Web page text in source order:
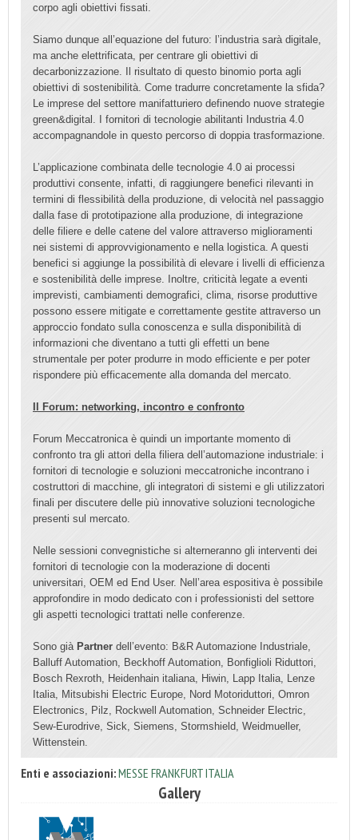
corpo agli obiettivi fissati.
Siamo dunque all’equazione del futuro: l’industria sarà digitale,
ma anche elettrificata, per centrare gli obiettivi di
decarbonizzazione. Il risultato di questo binomio porta agli
obiettivi di sostenibilità. Come tradurre concretamente la sfida?
Le imprese del settore manifatturiero definendo nuove strategie
green&digital. I fornitori di tecnologie abilitanti Industria 4.0
accompagnandole in questo percorso di doppia trasformazione.
L’applicazione combinata delle tecnologie 4.0 ai processi
produttivi consente, infatti, di raggiungere benefici rilevanti in
termini di flessibilità della produzione, di velocità nel passaggio
dalla fase di prototipazione alla produzione, di integrazione
delle filiere e delle catene del valore attraverso miglioramenti
nei sistemi di approvvigionamento e nella logistica. A questi
benefici si aggiunge la possibilità di elevare i livelli di efficienza
e sostenibilità delle imprese. Inoltre, criticità legate a eventi
imprevisti, cambiamenti demografici, clima, risorse produttive
possono essere mitigate e correttamente gestite attraverso un
approccio fondato sulla conoscenza e sulla disponibilità di
informazioni che diventano a tutti gli effetti un bene
strumentale per poter produrre in modo efficiente e per poter
rispondere più efficacemente alla domanda del mercato.
Il Forum: networking, incontro e confronto
Forum Meccatronica è quindi un importante momento di
confronto tra gli attori della filiera dell’automazione industriale: i
fornitori di tecnologie e soluzioni meccatroniche incontrano i
costruttori di macchine, gli integratori di sistemi e gli utilizzatori
finali per discutere delle più innovative soluzioni tecnologiche
presenti sul mercato.
Nelle sessioni convegnistiche si alterneranno gli interventi dei
fornitori di tecnologie con la moderazione di docenti
universitari, OEM ed End User. Nell’area espositiva è possibile
approfondire in modo dedicato con i professionisti del settore
gli aspetti tecnologici trattati nelle conferenze.
Sono già Partner dell’evento: B&R Automazione Industriale,
Balluff Automation, Beckhoff Automation, Bonfiglioli Riduttori,
Bosch Rexroth, Heidenhain italiana, Hiwin, Lapp Italia, Lenze
Italia, Mitsubishi Electric Europe, Nord Motoriduttori, Omron
Electronics, Pilz, Rockwell Automation, Schneider Electric,
Sew-Eurodrive, Sick, Siemens, Stormshield, Weidmueller,
Wittenstein.
Enti e associazioni:MESSE FRANKFURT ITALIA
Gallery